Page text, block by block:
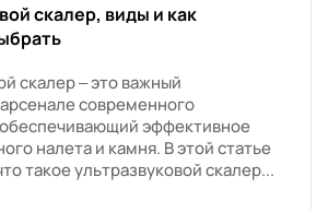
скалер, виды и как
скалер – это важный
современного
эффективное
налета и камня. В этой статье
такое ультразвуковой скалер...